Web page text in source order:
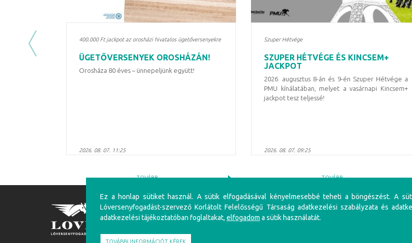
400.000 Ft jackpot az orosházi hivatalos ügetőversenyekre
ÜGETŐVERSENYEK OROSHÁZÁN!
Orosháza 80 éves – ünnepeljünk együtt!
2026. 08. 07. 11:25
TOVÁBB
Szuper Hétvége
SZUPER HÉTVÉGE ÉS KINCSEM+
JACKPOT
2026. augusztus 8-án és 9-én Szuper Hétvége a
PMU kínálatában, melyet a vasárnapi Kincsem+
jackpot tesz teljessé!
2026. 08. 07. 09:25
TOVÁBB
Previous
FIGYELEM!
A túlzásba vitt szerencsejáték ártalmas, mentálhigiénés problémákat, illetve függőséget okozhat! Éljen az önkorlátozás, önkizárás
Írj nekünk! Játékosvédelem
Ez a honlap sütiket használ. A sütik elfogadásával kényelmesebbé teheti a böngészést. A
Lóversenyfogadást-szervező Korlátolt Felelősségű Társaság adatkezelési szabályzata és
adatkezelési tájékoztatóban foglaltakat, elfogadom a sütik használatát.
TOVÁBBI INFORMÁCIÓT KÉREK